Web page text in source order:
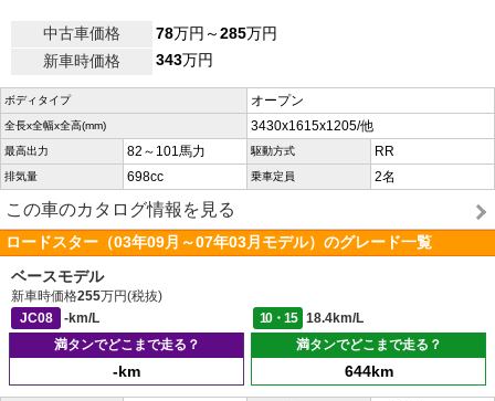
中古車価格 78万円～285万円
新車時価格
343万円
ボディタイプ オープン
全長x全幅x全高(mm) 3430x1615x1205/他
最高出力 82～101馬力 駆動方式 RR
排気量 698cc 乗車定員 2名
この車のカタログ情報を見る
ロードスター（03年09月～07年03月モデル）のグレード一覧
ベースモデル
新車時価格255万円(税抜)
JC08
-km/L 10・15
18.4km/L
満タンでどこまで走る？
-km
満タンでどこまで走る？
644km